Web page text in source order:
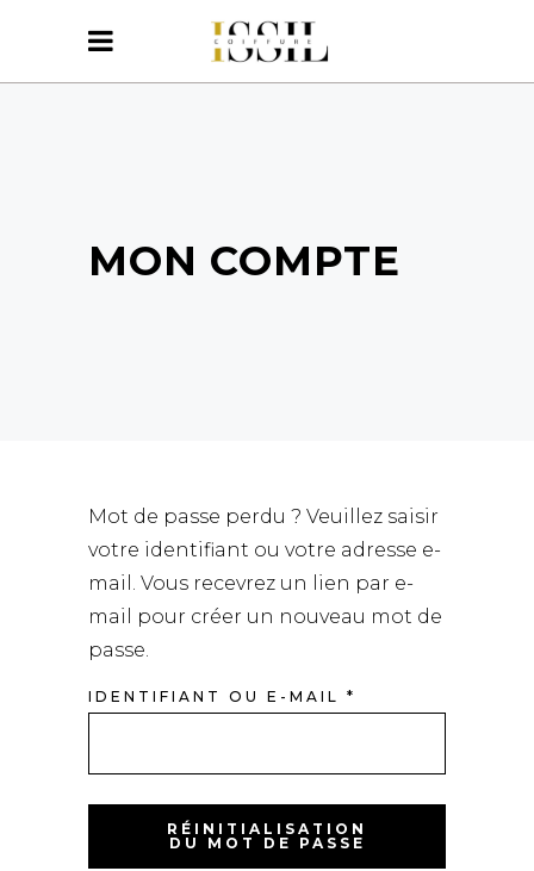
MON COMPTE
Mot de passe perdu ? Veuillez saisir
votre identifiant ou votre adresse e-
mail. Vous recevrez un lien par e-
mail pour créer un nouveau mot de
passe.
IDENTIFIANT OU E-MAIL *
RÉINITIALISATION
DU MOT DE PASSE